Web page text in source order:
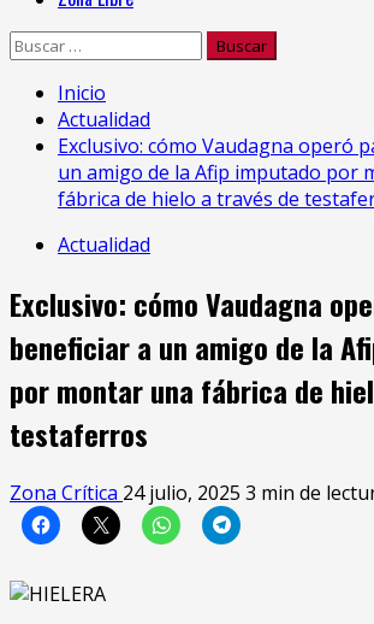
Buscar:
Inicio
Actualidad
Exclusivo: cómo Vaudagna operó
un amigo de la Afip imputado por
fábrica de hielo a través de
Actualidad
Exclusivo: cómo Vaudagna
beneficiar a un amigo de la
por montar una fábrica de
testaferros
Zona Crítica 24 julio, 2025 3 min de